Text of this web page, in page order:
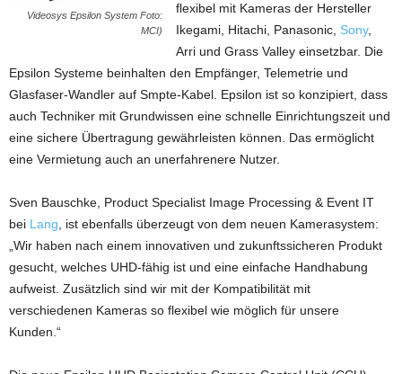
Videosys Epsilon System Foto:
MCI)
flexibel mit Kameras der Hersteller
Ikegami, Hitachi, Panasonic, Sony,
Arri und Grass Valley einsetzbar. Die
Epsilon Systeme beinhalten den Empfänger, Telemetrie und
Glasfaser-Wandler auf Smpte-Kabel. Epsilon ist so konzipiert, dass
auch Techniker mit Grundwissen eine schnelle Einrichtungszeit und
eine sichere Übertragung gewährleisten können. Das ermöglicht
eine Vermietung auch an unerfahrenere Nutzer.
Sven Bauschke, Product Specialist Image Processing & Event IT
bei Lang , ist ebenfalls überzeugt von dem neuen Kamerasystem:
„Wir haben nach einem innovativen und zukunftssicheren Produkt
gesucht, welches UHD-fähig ist und eine einfache Handhabung
aufweist. Zusätzlich sind wir mit der Kompatibilität mit
verschiedenen Kameras so flexibel wie möglich für unsere
Kunden.“